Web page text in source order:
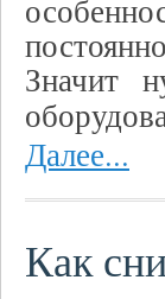
Значит
Далее...
Как